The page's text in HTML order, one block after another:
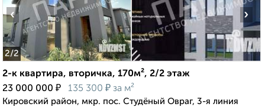
2/2
‹ ›
2-к квартира, вторичка, 170м², 2/2 этаж
23 000 000 ₽ 135 300 ₽ за м²
Кировский район, мкр. пос. Студёный Овраг, 3-я линия